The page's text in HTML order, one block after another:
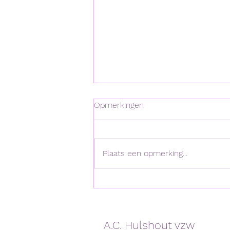
Opmerkingen
Plaats een opmerking...
A.C. Hulshout vzw